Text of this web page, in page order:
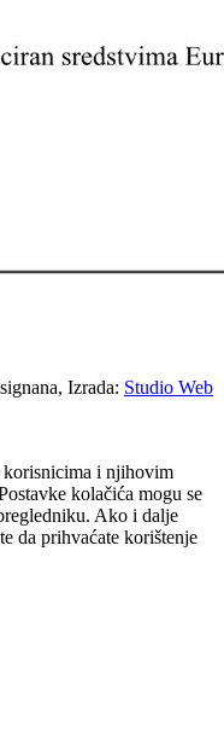
Izrada: Studio Web
i njihovim
kolačića mogu se
Ako i dalje
da prihvaćate korištenje